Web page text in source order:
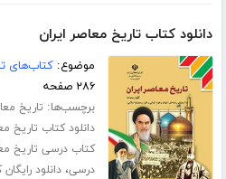
دانلود کتاب تاریخ معاصر ایران
موضوع:کتاب‌های
۲۸۶ صفحه
برچسب‌ها: تاریخ
دانلود کتاب تاریخ
کتاب درسی تاریخ
درسی،دانلود